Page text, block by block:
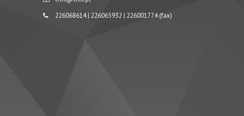
226068614 | 226065932 | 226001774 (fax)